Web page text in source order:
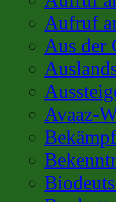
Aufruf
Aus der
Avaaz-